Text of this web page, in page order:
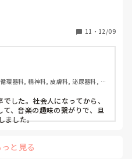
11 ・ 12/09
環器科, 精神科, 皮膚科, 泌尿器科, 消
した。社会人になってから、
、音楽の趣味の繋がりで、旦
ました。
と見る